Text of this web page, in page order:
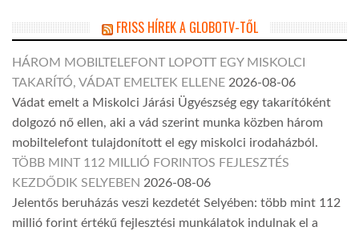
FRISS HÍREK A GLOBOTV-TŐL
HÁROM MOBILTELEFONT LOPOTT EGY MISKOLCI
TAKARÍTÓ, VÁDAT EMELTEK ELLENE 2026-08-06
Vádat emelt a Miskolci Járási Ügyészség egy takarítóként
dolgozó nő ellen, aki a vád szerint munka közben három
mobiltelefont tulajdonított el egy miskolci irodaházból.
TÖBB MINT 112 MILLIÓ FORINTOS FEJLESZTÉS
KEZDŐDIK SELYEBEN 2026-08-06
Jelentős beruházás veszi kezdetét Selyében: több mint 112
millió forint értékű fejlesztési munkálatok indulnak el a